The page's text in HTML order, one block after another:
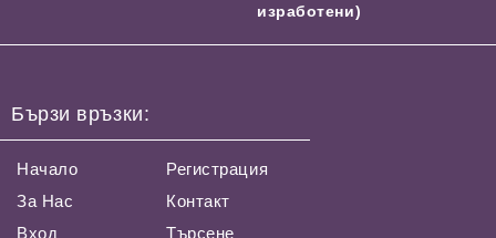
изработени)
Бързи връзки:
Начало
За Нас
Вход
Регистрация
Контакт
Търсене